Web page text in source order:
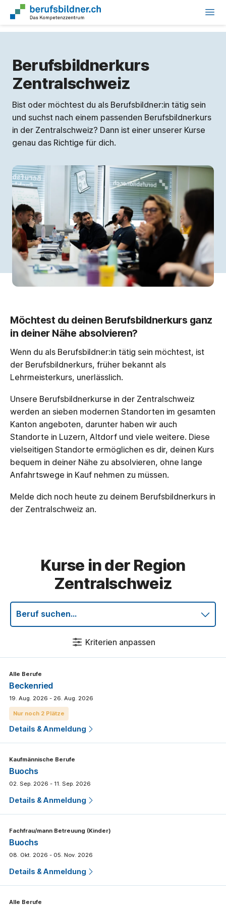
Berufsbildnerkurs
Zentralschweiz
Bist oder möchtest du als Berufsbildner:in tätig sein
und suchst nach einem passenden Berufsbildnerkurs
in der Zentralschweiz? Dann ist einer unserer Kurse
genau das Richtige für dich.
Möchtest du deinen Berufsbildnerkurs ganz
in deiner Nähe absolvieren?
Wenn du als Berufsbildner:in tätig sein möchtest, ist
der Berufsbildnerkurs, früher bekannt als
Lehrmeisterkurs, unerlässlich.
Unsere Berufsbildnerkurse in der Zentralschweiz
werden an sieben modernen Standorten im gesamten
Kanton angeboten, darunter haben wir auch
Standorte in Luzern, Altdorf und viele weitere. Diese
vielseitigen Standorte ermöglichen es dir, deinen Kurs
bequem in deiner Nähe zu absolvieren, ohne lange
Anfahrtswege in Kauf nehmen zu müssen.
Melde dich noch heute zu deinem Berufsbildnerkurs in
der Zentralschweiz an.
Kurse in der Region
Zentralschweiz
Beruf suchen...
Kriterien anpassen
Alle Berufe
Beckenried
19. Aug. 2026 - 26. Aug. 2026
Nur noch 2 Plätze
Details & Anmeldung
Kaufmännische Berufe
Buochs
02. Sep. 2026 - 11. Sep. 2026
Details & Anmeldung
Fachfrau/mann Betreuung (Kinder)
Buochs
08. Okt. 2026 - 05. Nov. 2026
Details & Anmeldung
Alle Berufe